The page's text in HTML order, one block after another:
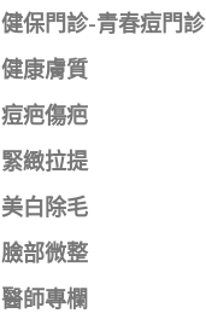
健保門診-青春痘門診
健康膚質
痘疤傷疤
緊緻拉提
美白除毛
臉部微整
醫師專欄